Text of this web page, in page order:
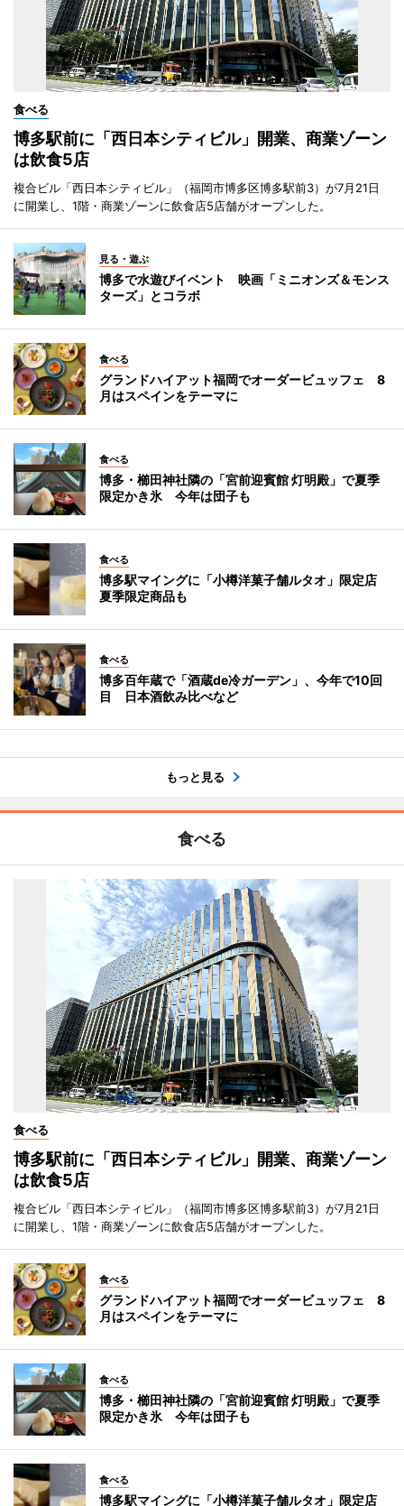
食べる
博多駅前に「西日本シティビル」開業、商業ゾーン
は飲食5店
複合ビル「西日本シティビル」（福岡市博多区博多駅前3）が7月21日
に開業し、1階・商業ゾーンに飲食店5店舗がオープンした。
見る・遊ぶ
博多で水遊びイベント 映画「ミニオンズ＆モンス
ターズ」とコラボ
食べる
グランドハイアット福岡でオーダービュッフェ 8
月はスペインをテーマに
食べる
博多・櫛田神社隣の「宮前迎賓館 灯明殿」で夏季
限定かき氷 今年は団子も
食べる
博多駅マイングに「小樽洋菓子舗ルタオ」限定店
夏季限定商品も
食べる
博多百年蔵で「酒蔵de冷ガーデン」、今年で10回
目 日本酒飲み比べなど
もっと見る
食べる
食べる
博多駅前に「西日本シティビル」開業、商業ゾーン
は飲食5店
複合ビル「西日本シティビル」（福岡市博多区博多駅前3）が7月21日
に開業し、1階・商業ゾーンに飲食店5店舗がオープンした。
食べる
グランドハイアット福岡でオーダービュッフェ 8
月はスペインをテーマに
食べる
博多・櫛田神社隣の「宮前迎賓館 灯明殿」で夏季
限定かき氷 今年は団子も
食べる
博多駅マイングに「小樽洋菓子舗ルタオ」限定店